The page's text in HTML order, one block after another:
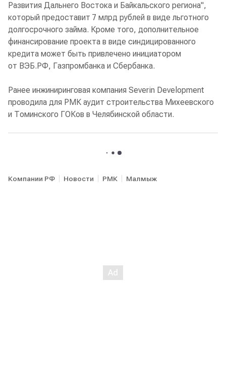
Развития Дальнего Востока и Байкальского региона",
который предоставит 7 млрд рублей в виде льготного
долгосрочного займа. Кроме того, дополнительное
финансирование проекта в виде синдицированного
кредита может быть привлечено инициатором
от ВЭБ.РФ, Газпромбанка и Сбербанка.
Ранее инжиниринговая компания Severin Development
проводила для РМК аудит строительства Михеевского
и Томинского ГОКов в Челябинской области.
Компании РФ Новости РМК Малмыж